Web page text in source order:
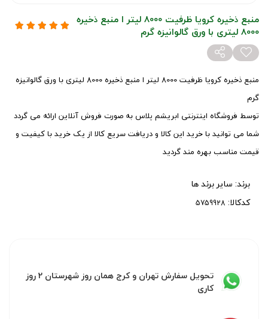
منبع ذخیره کرویا ظرفیت 8000 لیتر ا منبع ذخیره
8000 لیتری با ورق گالوانیزه گرم
منبع ذخیره کرویا ظرفیت 8000 لیتر ا منبع ذخیره 8000 لیتری با ورق گالوانیزه
گرم
توسط فروشگاه اینترنتی ابریشم پلاس به صورت فروش آنلاین ارائه می گردد
شما می توانید با خرید این کالا و دریافت سریع کالا از یک خرید با کیفیت و
قیمت مناسب بهره مند گردید
برند: سایر برند ها
کدکالا:
تحویل سفارش تهران و کرج همان روز شهرستان 2 روز
کاری